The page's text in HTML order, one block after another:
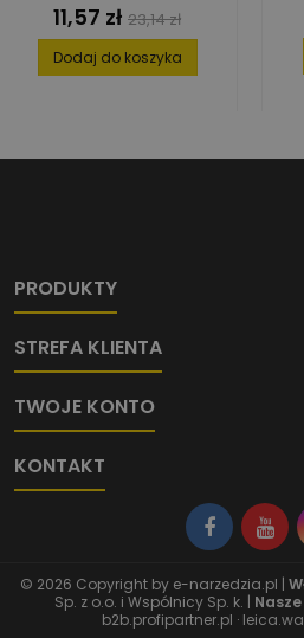
Cena
11,57 zł Cena
podstawowa
23,14 zł
Dodaj do koszyka
PRODUKTY
STREFA KLIENTA
TWOJE KONTO
KONTAKT
© 2026 Copyright by e-narzedzia.pl |
Sp. z o.o. i Wspólnicy Sp. k. |
b2b.profipartner.pl ·